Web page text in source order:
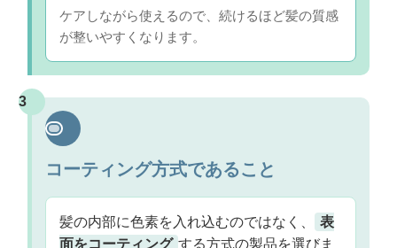
ケアしながら使えるので、続けるほど髪の質感
が整いやすくなります。
3
コーティング方式であること
髪の内部に色素を入れ込むのではなく、
表
面をコーティング する方式の製品を選びま